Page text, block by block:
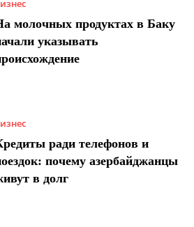
молочных продуктах в Баку
указывать
ради телефонов и
почему азербайджанцы
в долг